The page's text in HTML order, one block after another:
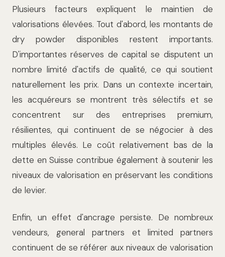
Plusieurs facteurs expliquent le maintien de
valorisations élevées. Tout d'abord, les montants de
dry powder disponibles restent importants.
D'importantes réserves de capital se disputent un
nombre limité d'actifs de qualité, ce qui soutient
naturellement les prix. Dans un contexte incertain,
les acquéreurs se montrent très sélectifs et se
concentrent sur des entreprises premium,
résilientes, qui continuent de se négocier à des
multiples élevés. Le coût relativement bas de la
dette en Suisse contribue également à soutenir les
niveaux de valorisation en préservant les conditions
de levier.
Enfin, un effet d'ancrage persiste. De nombreux
vendeurs, general partners et limited partners
continuent de se référer aux niveaux de valorisation